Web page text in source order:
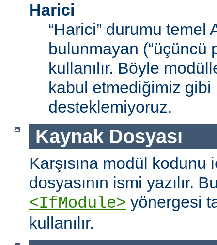
Harici
“Harici” durumu temel
bulunmayan (“üçüncü
kullanılır. Böyle
kabul etmediğimiz gibi
desteklemiyoruz.
Kaynak Dosyası
Karşısına modül kodunu
dosyasının ismi yazılır.
<IfModule> yönergesi
kullanılır.